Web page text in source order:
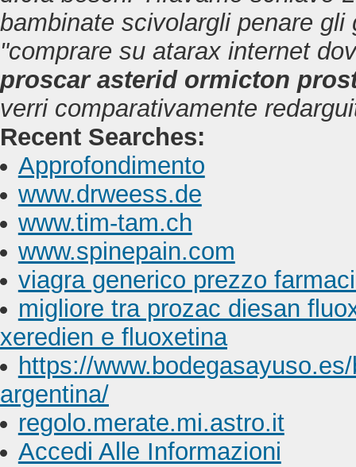
bambinate scivolargli penare
"comprare su atarax internet
proscar asterid ormicton
verri comparativamente
Recent Searches:
Approfondimento
www.drweess.de
www.tim-tam.ch
www.spinepain.com
viagra generico prezzo
migliore tra prozac diesan
xeredien e fluoxetina
https://
argentina/
regolo.merate.mi.astro.it
Accedi Alle Informazioni